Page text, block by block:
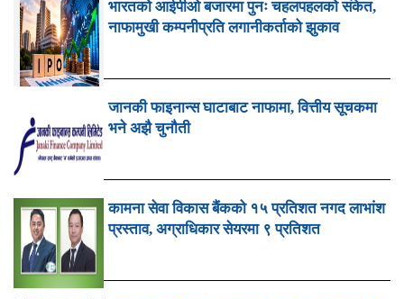
भारतको आईपीओ बजारमा पुनः चहलपहलको संकेत,
नाफामुखी कम्पनीप्रति लगानीकर्ताको झुकाव
जानकी फाइनान्स घाटाबाट नाफामा, वित्तीय सूचकमा
भने अझै चुनौती
कामना सेवा विकास बैंकको १५ प्रतिशत नगद लाभांश
प्रस्ताव, अग्राधिकार सेयरमा ९ प्रतिशत